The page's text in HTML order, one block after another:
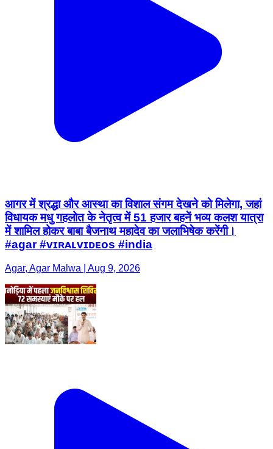
आगर में श्रद्धा और आस्था का विशाल संगम देखने को मिलेगा, जहां
विधायक मधु गहलोत के नेतृत्व में 51 हजार बहनें भव्य कलश यात्रा
में शामिल होकर बाबा बैजनाथ महादेव का जलाभिषेक करेंगी।
#agar #ᴠɪʀᴀʟᴠɪᴅᴇᴏs #india
Agar, Agar Malwa | Aug 9, 2026